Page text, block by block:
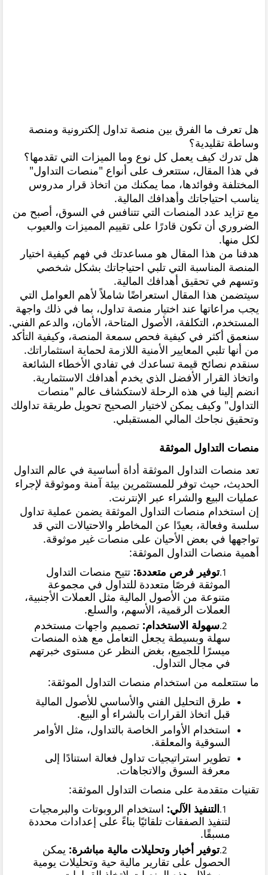
هل تعرف ما الفرق بين منصة تداول إلكترونية ومنصة
وساطة تقليدية؟
هل تدرك كيف يعمل كل نوع وما الميزات التي تقدمها؟
في هذا المقال، ستتعرف على أنواع "منصات التداول"
المختلفة وفوائدها، مما يمكنك من اتخاذ قرار مدروس
يناسب احتياجاتك وأهدافك المالية.
مع تزايد عدد المنصات التي تتنافس في السوق، أصبح من
الضروري أن تكون قادرًا على تقييم المميزات والعيوب
لكل منها.
هدفنا من هذا المقال هو مساعدتك في فهم كيفية اختيار
المنصة المناسبة التي تلبي احتياجاتك بشكل شخصي
وتسهم في تحقيق أهدافك المالية.
سيتضمن هذا المقال استعراضًا شاملاً لأهم العوامل التي
يجب مراعاتها عند اختيار منصة تداول، بما في ذلك واجهة
المستخدم، التكلفة، الأصول المتاحة، الأمان، والدعم الفني.
سنعمق أكثر في كيفية فحص سمعة المنصة، وكيفية التأكد
من أنها تلبي المعايير الأمنية اللازمة لحماية استثماراتك.
سنقدم نصائح قيمة تساعدك في تفادي الأخطاء الشائعة
واتخاذ القرار الأفضل الذي يخدم أهدافك الاستثمارية.
انضم إلينا في هذه الرحلة لاستكشاف عالم "منصات
التداول" وكيف يمكن لاختيار الصحيح تحويل طريقة تداولك
وتحقيق نجاحك المالي المستقبلي.
منصات التداول الموثقة
تعد منصات التداول الموثقة أداة أساسية في عالم التداول
الحديث، حيث توفر للمستثمرين بيئة آمنة وموثوقة لإجراء
عمليات البيع والشراء عبر الإنترنت.
إن استخدام منصات التداول الموثقة يضمن عملية تداول
سلسة وفعالة، بعيدًا عن المخاطر والاحتيالات التي قد
تواجهها في بعض الأحيان على منصات غير موثوقة.
أهمية منصات التداول الموثقة:
توفير فرص متعددة: تتيح منصات التداول
الموثقة فرصًا متعددة للتداول في مجموعة
متنوعة من الأصول المالية مثل العملات الأجنبية،
العملات الرقمية، الأسهم، والسلع.
سهولة الاستخدام: تصميم واجهات مستخدم
سهلة وبسيطة يجعل التعامل مع هذه المنصات
ميسرًا للجميع، بغض النظر عن مستوى خبرتهم
في مجال التداول.
ما ستتعلمه من استخدام منصات التداول الموثقة:
طرق التحليل الفني والأساسي للأصول المالية
قبل اتخاذ القرارات بالشراء أو البيع.
استخدام الأوامر الخاصة بالتداول، مثل الأوامر
السوقية والمعلقة.
تطوير استراتيجيات تداول فعالة استنادًا إلى
معرفة السوق والاتجاهات.
تقنيات متقدمة على منصات التداول الموثقة:
التنفيذ الآلي: استخدام الروبوتات والبرمجيات
لتنفيذ الصفقات تلقائيًا بناءً على إعدادات محددة
مسبقًا.
توفير أخبار وتحليلات مالية مباشرة: يمكن
الحصول على تقارير مالية حية وتحليلات يومية